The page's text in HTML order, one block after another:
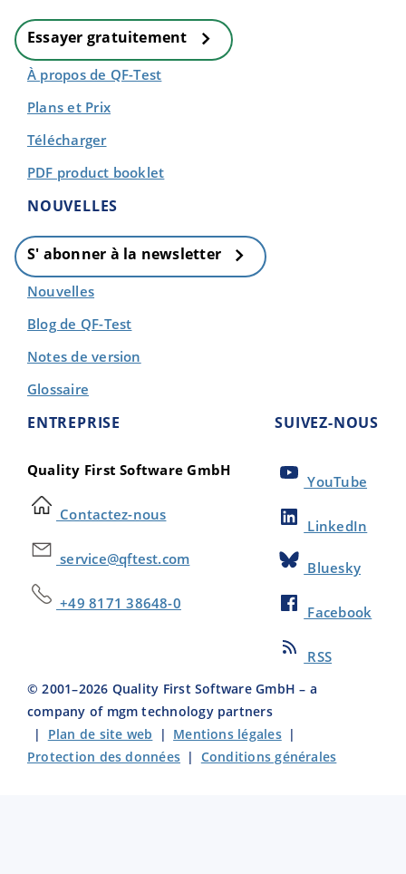
Essayer gratuitement
À propos de QF-Test
Plans et Prix
Télécharger
PDF product booklet
NOUVELLES
S' abonner à la newsletter
Nouvelles
Blog de QF-Test
Notes de version
Glossaire
ENTREPRISE
Quality First Software GmbH
Contactez-nous
service@qftest.com
+49 8171 38648-0
SUIVEZ-NOUS
YouTube
LinkedIn
Bluesky
Facebook
RSS
© 2001–2026 Quality First Software GmbH – a
company of mgm technology partners
| Plan de site web | Mentions légales|
Protection des données | Conditions générales